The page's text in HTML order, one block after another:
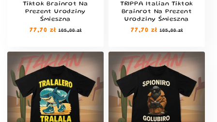
Tiktok Brainrot Na
Prezent Urodziny
Śmieszna
Cena
77,70 zł Cena
105,00 zł
TRIPPA Italian Tiktok
Brainrot Na Prezent
Urodziny Śmieszna
Cena
77,70 zł Cena
105,00 zł